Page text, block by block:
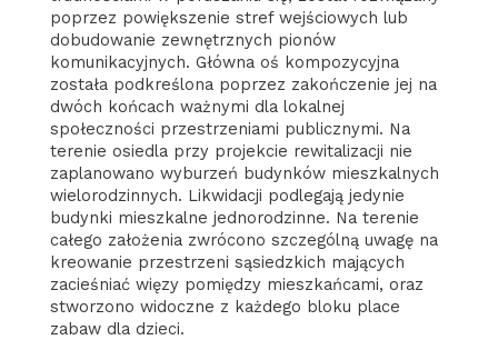
poprzez powiększenie stref wejściowych lub
dobudowanie zewnętrznych pionów
komunikacyjnych. Główna oś kompozycyjna
została podkreślona poprzez zakończenie jej na
dwóch końcach ważnymi dla lokalnej
społeczności przestrzeniami publicznymi. Na
terenie osiedla przy projekcie rewitalizacji nie
zaplanowano wyburzeń budynków mieszkalnych
wielorodzinnych. Likwidacji podlegają jedynie
budynki mieszkalne jednorodzinne. Na terenie
całego założenia zwrócono szczególną uwagę na
kreowanie przestrzeni sąsiedzkich mających
zacieśniać więzy pomiędzy mieszkańcami, oraz
stworzono widoczne z każdego bloku place
zabaw dla dzieci.